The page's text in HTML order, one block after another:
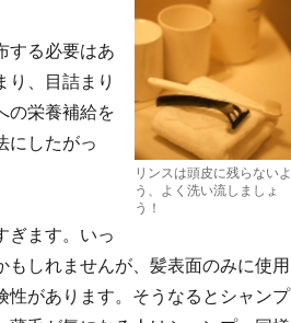
リンスは頭皮に残らないよ
う、よく洗い流しましょ
う！
する必要はあ
り、目詰まり
の栄養補給を
にしたがっ
ぎます。いっ
しれませんが、髪表面のみに使用
性があります。そうなるとシャンプ